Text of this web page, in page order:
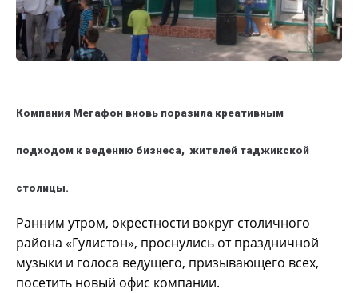
Компания Мегафон вновь поразила креативным
подходом к ведению бизнеса, жителей таджикской
столицы.
Ранним утром, окрестности вокруг столичного
района «Гулистон», проснулись от праздничной
музыки и голоса ведущего, призывающего всех,
посетить новый офис компании.